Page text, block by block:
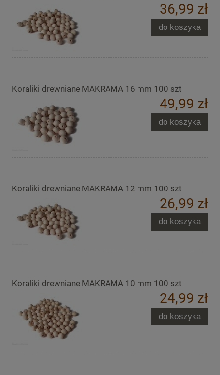
36,99 zł
do koszyka
Koraliki drewniane MAKRAMA 16 mm 100 szt
49,99 zł
do koszyka
Koraliki drewniane MAKRAMA 12 mm 100 szt
26,99 zł
do koszyka
Koraliki drewniane MAKRAMA 10 mm 100 szt
24,99 zł
do koszyka